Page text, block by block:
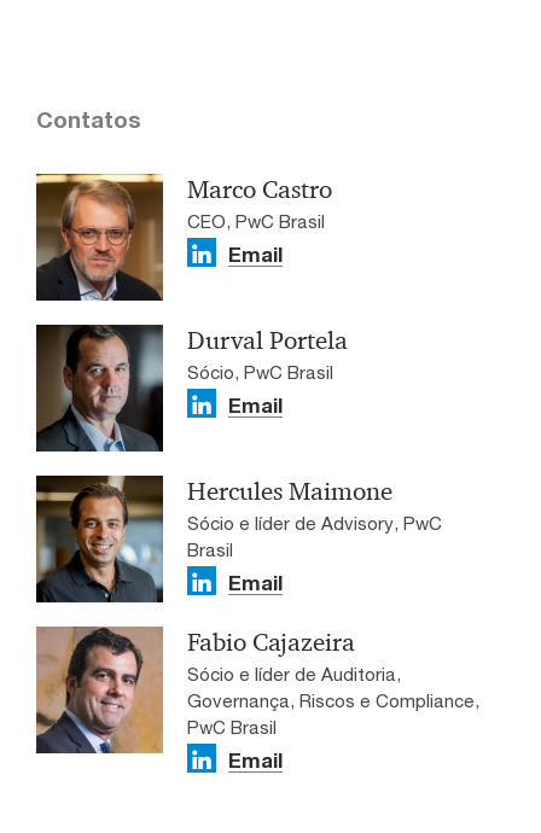
Contatos
Marco Castro
CEO, PwC Brasil
Email
Durval Portela
Sócio, PwC Brasil
Email
Hercules Maimone
Sócio e líder de Advisory, PwC
Brasil
Email
Fabio Cajazeira
Sócio e líder de Auditoria,
Governança, Riscos e Compliance,
PwC Brasil
Email